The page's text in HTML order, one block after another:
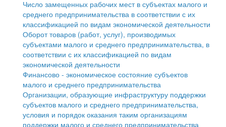
Социальная защита
Фотоальбом
Муниципальные услуги
Проекты административных регламентов
Антимонопольный комплаенс
Противодействие коррупции
Информационная поддержка субъектов малого и
среднего предпринимательства
Муниципальные программы
Контрольно-счетная палата
Персональные данные
Оценка регулирующего воздействия
Число замещенных рабочих мест в субъектах малого и
среднего предпринимательства в соответствии с их
классификацией по видам экономической деятельности
Оборот товаров (работ, услуг), производимых
субъектами малого и среднего предпринимательства, в
соответствии с их классификацией по видам
экономической деятельности
Финансово - экономическое состояние субъектов
малого и среднего предпринимательства
Организации, образующие инфраструктуру поддержки
субъектов малого и среднего предпринимательства,
условия и порядок оказания таким организациям
поддержки малого и среднего предпринимательства